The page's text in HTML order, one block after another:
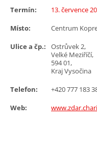
Termín:
13. července
Místo:
Centrum
Ulice a čp.:
Ostrůvek 2,
Velké Meziříčí,
594 01,
Kraj Vysočina
Telefon:
+420 777 183
Web: